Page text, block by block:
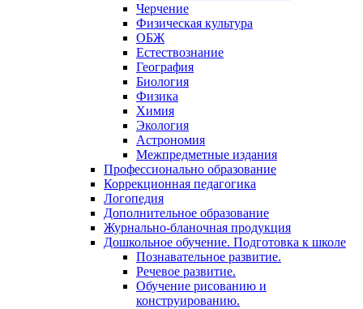
Черчение
Физическая культура
ОБЖ
Естествознание
География
Биология
Физика
Химия
Экология
Астрономия
Межпредметные издания
Профессионально образование
Коррекционная педагогика
Логопедия
Дополнительное образование
Журнально-бланочная продукция
Дошкольное обучение. Подготовка к школе
Познавательное развитие.
Речевое развитие.
Обучение рисованию и
конструированию.